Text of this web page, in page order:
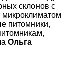
склонов с
питомники,
Ольга